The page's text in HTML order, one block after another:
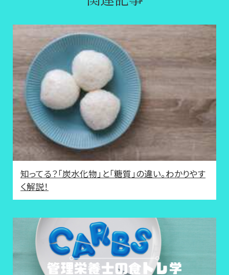
知ってる？「炭水化物」と「糖質」の違い。わかりやす
く解説！